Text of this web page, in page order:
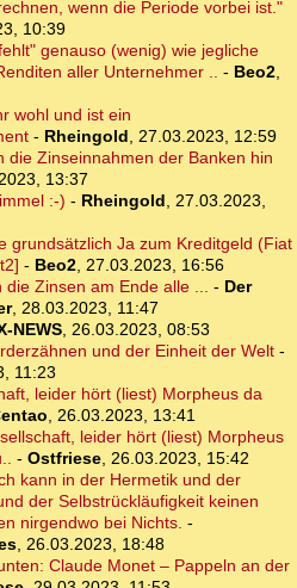
wenn die Periode vorbei ist."
10:39
genauso (wenig) wie jegliche
aller Unternehmer .. - Beo2,
wohl und ist ein
- Rheingold, 27.03.2023, 12:59
die Zinseinnahmen der Banken hin
13:37
:-) - Rheingold, 27.03.2023,
grundsätzlich Ja zum Kreditgeld (Fiat
- Beo2, 27.03.2023, 16:56
die Zinsen am Ende alle ... - Der
, 28.03.2023, 11:47
NEWS, 26.03.2023, 08:53
und der Einheit der Welt-
11:23
leider hört (liest) Morpheus da
, 26.03.2023, 13:41
leider hört (liest) Morpheus
- Ostfriese, 26.03.2023, 15:42
kann in der Hermetik und der
der Selbstrückläufigkeit keinen
nirgendwo bei Nichts. -
, 26.03.2023, 18:48
Claude Monet – Pappeln an der